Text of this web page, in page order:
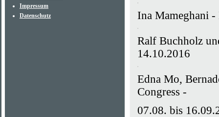
Impressum
Datenschutz
Ina Mameghani
Ralf Buchholz
14.10.2016
Edna Mo,
Congress -
07.08. bis